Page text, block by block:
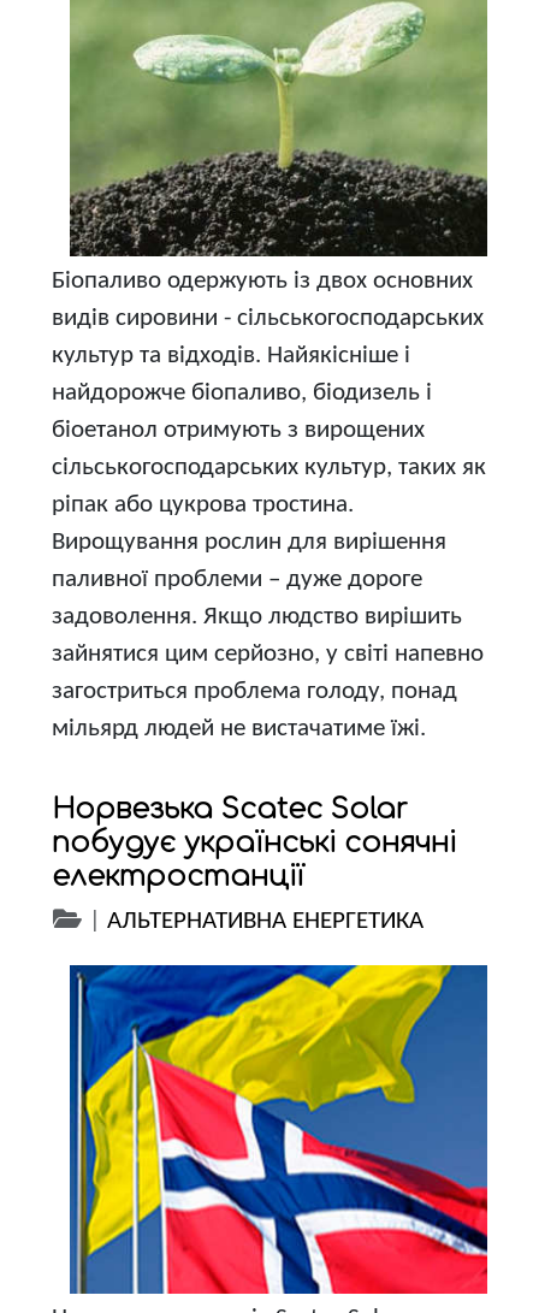
Біопаливо одержують із двох основних
видів сировини - сільськогосподарських
культур та відходів. Найякісніше і
найдорожче біопаливо, біодизель і
біоетанол отримують з вирощених
сільськогосподарських культур, таких як
ріпак або цукрова тростина.
Вирощування рослин для вирішення
паливної проблеми – дуже дороге
задоволення. Якщо людство вирішить
зайнятися цим серйозно, у світі напевно
загостриться проблема голоду, понад
мільярд людей не вистачатиме їжі.
Норвезька Scatec Solar
побудує українські сонячні
електростанції
|АЛЬТЕРНАТИВНА ЕНЕРГЕТИКА